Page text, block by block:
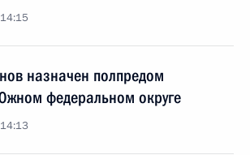
назначен полпредом
федеральном округе